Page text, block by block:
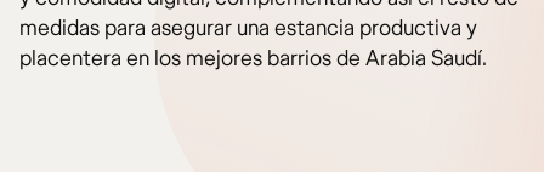
medidas para asegurar una estancia productiva y
placentera en los mejores barrios de Arabia Saudí.